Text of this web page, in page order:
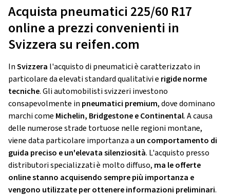
Acquista pneumatici 225/60 R17
online a prezzi convenienti in
Svizzera su reifen.com
InSvizzera l'acquisto di pneumatici è caratterizzato in
particolare da elevati standard qualitativi e rigide norme
tecniche. Gli automobilisti svizzeri investono
consapevolmente in pneumatici premium, dove dominano
marchi come Michelin, Bridgestone e Continental. A causa
delle numerose strade tortuose nelle regioni montane,
viene data particolare importanza a un comportamento di
guida preciso e un'elevata silenziosità. L'acquisto presso
distributori specializzati è molto diffuso, ma le offerte
online stanno acquisendo sempre più importanza e
vengono utilizzate per ottenere informazioni preliminari.